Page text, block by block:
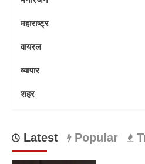
महाराष्ट्र
वायरल
व्यापार
शहर
Latest Popular